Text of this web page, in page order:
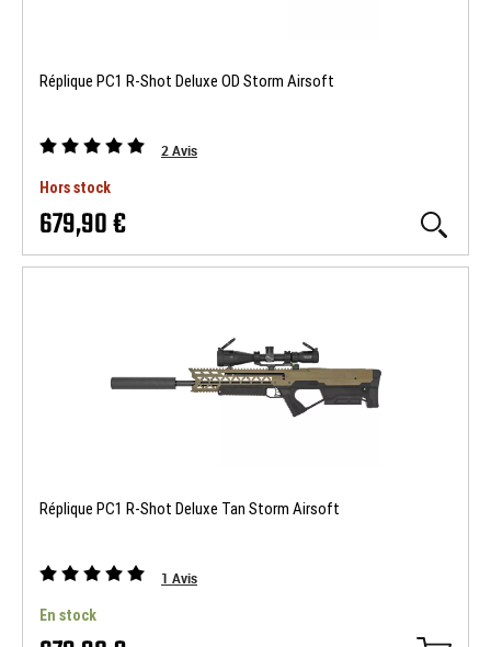
Réplique PC1 R-Shot Deluxe OD Storm Airsoft
2Avis
Hors stock
679,90 €
Réplique PC1 R-Shot Deluxe Tan Storm Airsoft
1 Avis
En stock